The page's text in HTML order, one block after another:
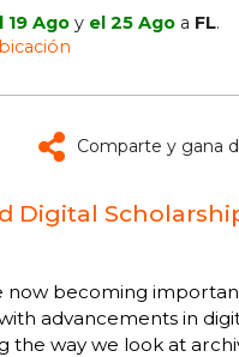
19 Ago y el 25 Ago a FL.
Comparte y gana
Digital
now becoming
advancements in
the way we look at